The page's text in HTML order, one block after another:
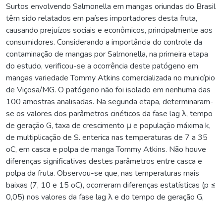
Surtos envolvendo Salmonella em mangas oriundas do Brasil
têm sido relatados em países importadores desta fruta,
causando prejuízos sociais e econômicos, principalmente aos
consumidores. Considerando a importância do controle da
contaminação de mangas por Salmonella, na primeira etapa
do estudo, verificou-se a ocorrência deste patógeno em
mangas variedade Tommy Atkins comercializada no município
de Viçosa/MG. O patógeno não foi isolado em nenhuma das
100 amostras analisadas. Na segunda etapa, determinaram-
se os valores dos parâmetros cinéticos da fase lag λ, tempo
de geração G, taxa de crescimento μ e população máxima k,
de multiplicação de S. enterica nas temperaturas de 7 a 35
oC, em casca e polpa de manga Tommy Atkins. Não houve
diferenças significativas destes parâmetros entre casca e
polpa da fruta. Observou-se que, nas temperaturas mais
baixas (7, 10 e 15 oC), ocorreram diferenças estatísticas (p ≤
0,05) nos valores da fase lag λ e do tempo de geração G,